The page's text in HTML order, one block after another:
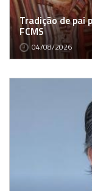
Tradição de pai
FCMS
04/08/2026